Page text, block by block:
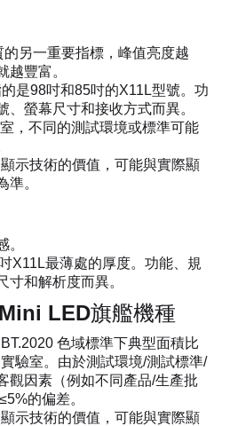
另一重要指標，峰值亮度越
越豐富。
是98吋和85吋的X11L型號。功
、螢幕尺寸和接收方式而異。
，不同的測試環境或標準可能
示技術的價值，可能與實際顯
準。
。
X11L最薄處的厚度。功能、規
寸和解析度而異。
LED旗艦機種
色域標準下典型面積比
驗室。由於測試環境/測試標準/
觀因素（例如不同產品/生產批
的偏差。
示技術的價值，可能與實際顯